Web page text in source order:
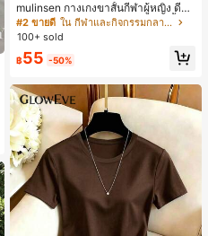
mulinsen กางเกงขาสั้นกีฬาผู้หญิง ดีไซ
น์ปลายเปิด เอวยืดหยุ่น กางเกงขาสั้น
ลำลองกีฬาฤดูร้อน ความยาว 3/4
#2 ขายดี
ใน กีฬาและกิจกรรมกลางแจ้ง
100+ sold
฿55 -50%